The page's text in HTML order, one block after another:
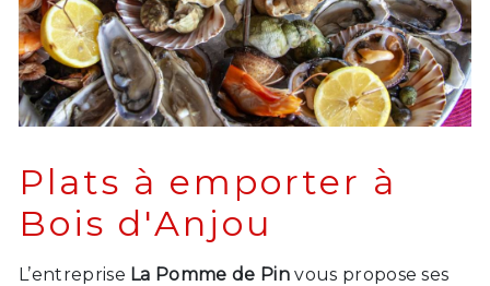
Plats à emporter à
Bois d'Anjou
L’entreprise La Pomme de Pinvous propose ses